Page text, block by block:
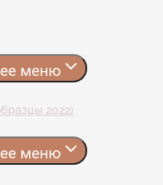
меню
2022)
меню